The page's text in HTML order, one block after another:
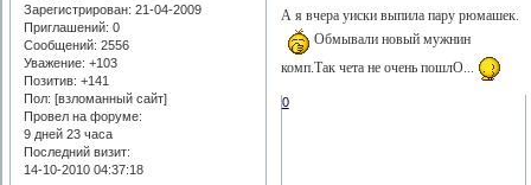
Зарегистрирован: 21-04-2009
Приглашений: 0
Сообщений: 2556
Уважение: +103
Позитив: +141
Пол: [взломанный сайт]
Провел на форуме:
9 дней 23 часа
Последний визит:
14-10-2010 04:37:18
А я вчера уиски выпила пару рюмашек.
Обмывали новый мужнин
комп.Так чета не очень пошлО...
0